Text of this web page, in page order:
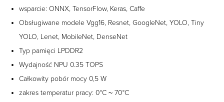
wsparcie: ONNX, TensorFlow, Keras, Caffe
Obsługiwane modele Vgg16, Resnet, GoogleNet, YOLO, Tiny
YOLO, Lenet, MobileNet, DenseNet
Typ pamięci LPDDR2
Wydajność NPU 0.35 TOPS
Całkowity pobór mocy 0,5 W
zakres temperatur pracy: 0°C ~ 70°C